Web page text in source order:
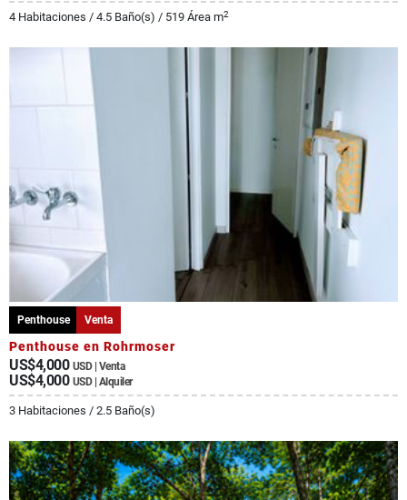
4 Habitaciones / 4.5 Baño(s) / 519 Área m2
Penthouse Venta
Penthouse en Rohrmoser
US$4,000 USD | Venta
US$4,000 USD | Alquiler
3 Habitaciones / 2.5 Baño(s)